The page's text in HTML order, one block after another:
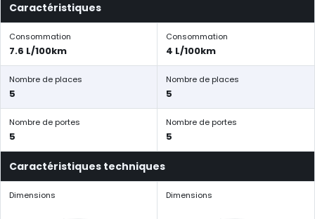
Caractéristiques
Consommation
7.6 L/100km
Consommation
4 L/100km
Nombre de places
5
Nombre de places
5
Nombre de portes
5
Nombre de portes
5
Caractéristiques techniques
Dimensions Dimensions